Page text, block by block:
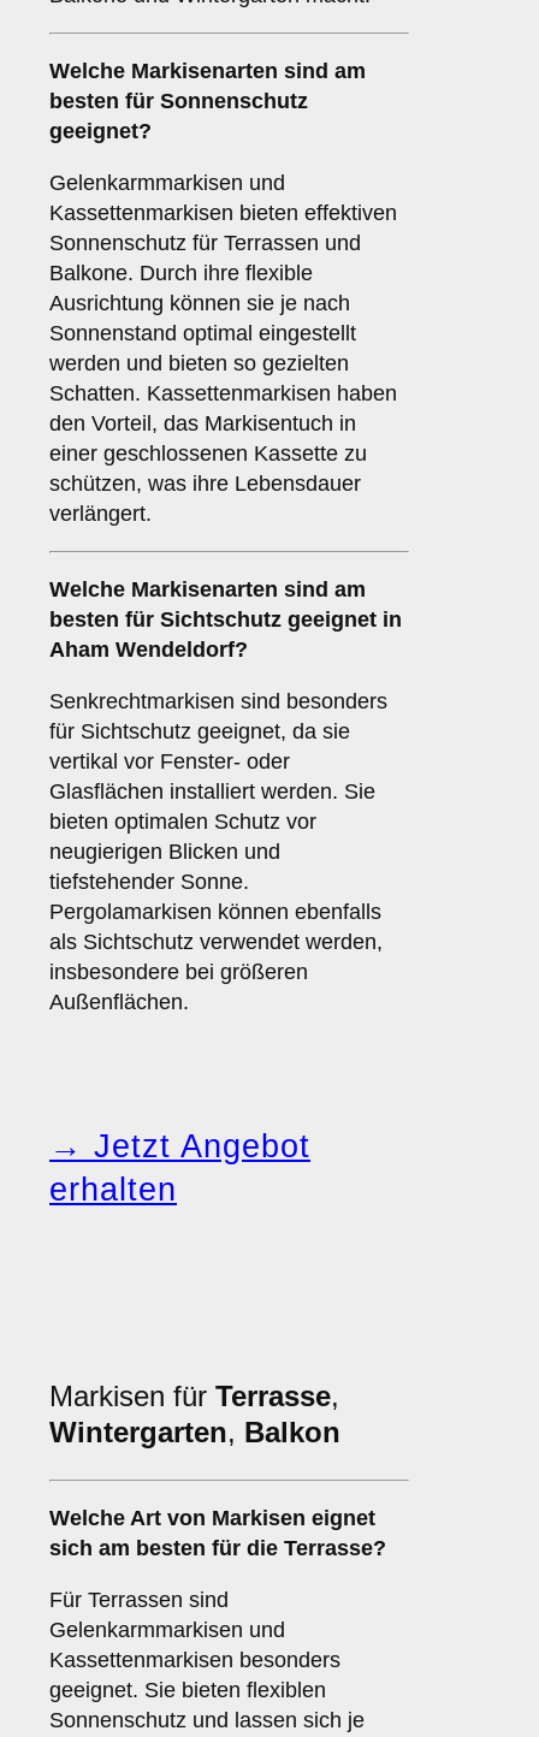
Welche Markisenarten sind am
besten für Sonnenschutz
geeignet?
Gelenkarmmarkisen und
Kassettenmarkisen bieten effektiven
Sonnenschutz für Terrassen und
Balkone. Durch ihre flexible
Ausrichtung können sie je nach
Sonnenstand optimal eingestellt
werden und bieten so gezielten
Schatten. Kassettenmarkisen haben
den Vorteil, das Markisentuch in
einer geschlossenen Kassette zu
schützen, was ihre Lebensdauer
verlängert.
Welche Markisenarten sind am
besten für Sichtschutz geeignet in
Aham Wendeldorf?
Senkrechtmarkisen sind besonders
für Sichtschutz geeignet, da sie
vertikal vor Fenster- oder
Glasflächen installiert werden. Sie
bieten optimalen Schutz vor
neugierigen Blicken und
tiefstehender Sonne.
Pergolamarkisen können ebenfalls
als Sichtschutz verwendet werden,
insbesondere bei größeren
Außenflächen.
→ Jetzt Angebot
erhalten
Markisen für Terrasse,
Wintergarten, Balkon
Welche Art von Markisen eignet
sich am besten für die Terrasse?
Für Terrassen sind
Gelenkarmmarkisen und
Kassettenmarkisen besonders
geeignet. Sie bieten flexiblen
Sonnenschutz und lassen sich je